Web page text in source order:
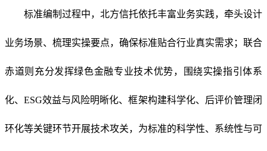
标准编制过程中，北方信托依托丰富业务实践，牵头设计
业务场景、梳理实操要点，确保标准贴合行业真实需求；联合
赤道则充分发挥绿色金融专业技术优势，围绕实操指引体系
化、ESG效益与风险明晰化、框架构建科学化、后评价管理闭
环化等关键环节开展技术攻关，为标准的科学性、系统性与可